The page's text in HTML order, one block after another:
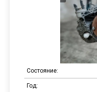
Состояние:
Год: